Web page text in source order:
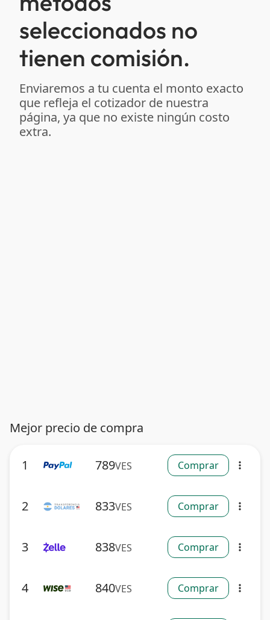
seleccionados no
tienen comisión.
Enviaremos a tu cuenta el monto exacto
que refleja el cotizador de nuestra
página, ya que no existe ningún costo
extra.
Mejor precio de compra
1 789VES Comprar more_vert
2 833VES Comprar more_vert
3 838VES Comprar more_vert
4 840VES Comprar more_vert